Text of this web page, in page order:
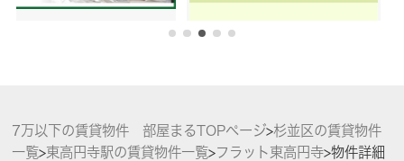
7万以下の賃貸物件 部屋まるTOPページ>杉並区の賃貸物件
一覧>東高円寺駅の賃貸物件一覧>フラット東高円寺>物件詳細